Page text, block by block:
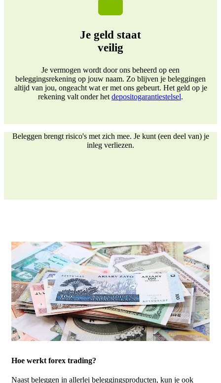
Je geld staat
veilig
Je vermogen wordt door ons beheerd op een
beleggingsrekening op jouw naam. Zo blijven je beleggingen
altijd van jou, ongeacht wat er met ons gebeurt. Het geld op je
rekening valt onder het depositogarantiestelsel.
Beleggen brengt risico's met zich mee. Je kunt (een deel van) je
inleg verliezen.
Hoe werkt forex trading?
Naast beleggen in allerlei beleggingsproducten, kun je ook